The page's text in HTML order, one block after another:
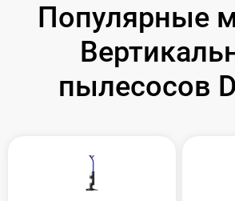
Популярные
пылесосов